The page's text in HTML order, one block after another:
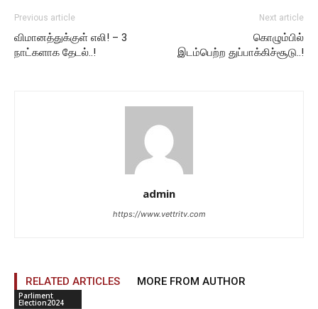
Previous article
விமானத்துக்குள் எலி! – 3
நாட்களாக தேடல்..!
Next article
கொழும்பில்
இடம்பெற்ற துப்பாக்கிச்சூடு..!
admin
https://www.vettritv.com
RELATED ARTICLES MORE FROM AUTHOR
Parliment
Election2024